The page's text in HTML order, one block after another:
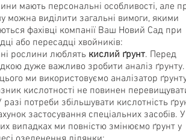
мають персональні особливості, але
можна виділити загальні вимоги, якими
фахівці компанії Ваш Новий Сад при
або пересадці хвойників:
рослини люблять кислий ґрунт. Перед
дуже важливо зробити аналіз ґрунту.
ми використовуємо аналізатор
кислотності не повинен
разі потреби збільшувати кислотність
застосування спеціальних засобів. У
випадках ми повністю змінюємо ґрунт у